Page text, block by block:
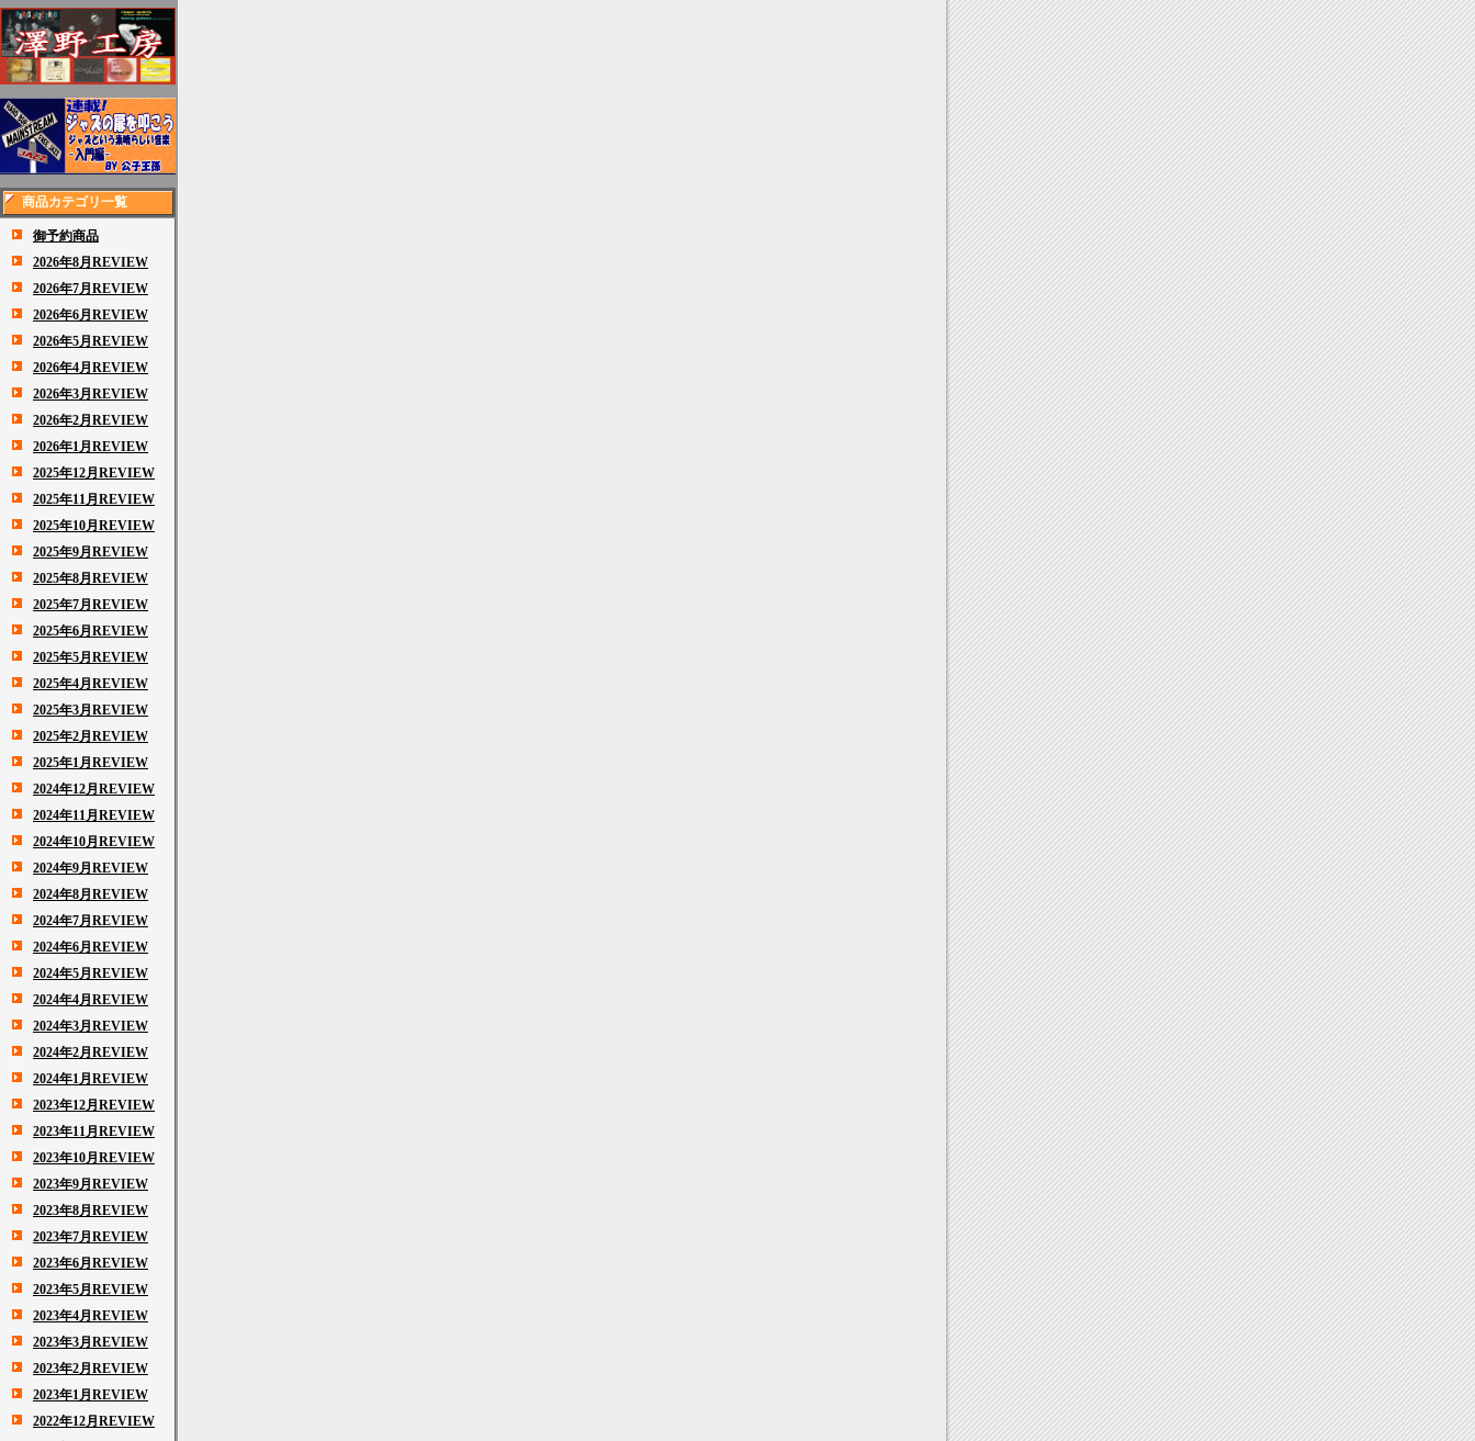
商品カテゴリ一覧
御予約商品
2026年8月REVIEW
2026年7月REVIEW
2026年6月REVIEW
2026年5月REVIEW
2026年4月REVIEW
2026年3月REVIEW
2026年2月REVIEW
2026年1月REVIEW
2025年12月REVIEW
2025年11月REVIEW
2025年10月REVIEW
2025年9月REVIEW
2025年8月REVIEW
2025年7月REVIEW
2025年6月REVIEW
2025年5月REVIEW
2025年4月REVIEW
2025年3月REVIEW
2025年2月REVIEW
2025年1月REVIEW
2024年12月REVIEW
2024年11月REVIEW
2024年10月REVIEW
2024年9月REVIEW
2024年8月REVIEW
2024年7月REVIEW
2024年6月REVIEW
2024年5月REVIEW
2024年4月REVIEW
2024年3月REVIEW
2024年2月REVIEW
2024年1月REVIEW
2023年12月REVIEW
2023年11月REVIEW
2023年10月REVIEW
2023年9月REVIEW
2023年8月REVIEW
2023年7月REVIEW
2023年6月REVIEW
2023年5月REVIEW
2023年4月REVIEW
2023年3月REVIEW
2023年2月REVIEW
2023年1月REVIEW
2022年12月REVIEW